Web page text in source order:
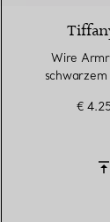
Wire
schwarzem
€